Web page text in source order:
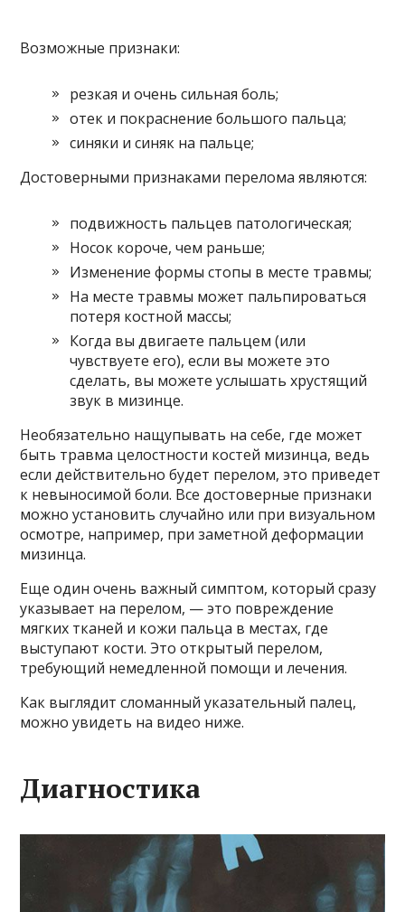
Возможные признаки:
резкая и очень сильная боль;
отек и покраснение большого пальца;
синяки и синяк на пальце;
Достоверными признаками перелома являются:
подвижность пальцев патологическая;
Носок короче, чем раньше;
Изменение формы стопы в месте травмы;
На месте травмы может пальпироваться
потеря костной массы;
Когда вы двигаете пальцем (или
чувствуете его), если вы можете это
сделать, вы можете услышать хрустящий
звук в мизинце.
Необязательно нащупывать на себе, где может
быть травма целостности костей мизинца, ведь
если действительно будет перелом, это приведет
к невыносимой боли. Все достоверные признаки
можно установить случайно или при визуальном
осмотре, например, при заметной деформации
мизинца.
Еще один очень важный симптом, который сразу
указывает на перелом, — это повреждение
мягких тканей и кожи пальца в местах, где
выступают кости. Это открытый перелом,
требующий немедленной помощи и лечения.
Как выглядит сломанный указательный палец,
можно увидеть на видео ниже.
Диагностика